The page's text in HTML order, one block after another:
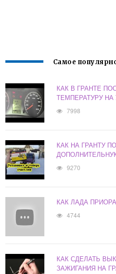
Самое
КАК В ГРАНТЕ
ТЕМПЕРАТУРУ НА
7998
КАК НА ГРАНТУ
9270
КАК ЛАДА
4744
КАК СДЕЛАТЬ
ЗАЖИГАНИЯ НА